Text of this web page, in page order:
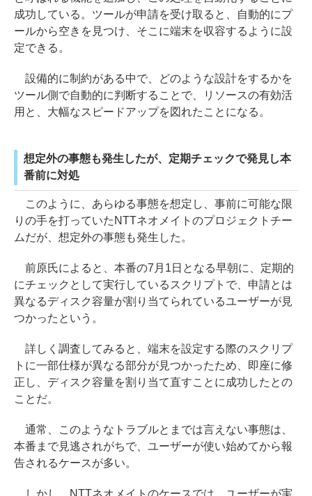
成功している。ツールが申請を受け取ると、自動的にプ
ールから空きを見つけ、そこに端末を収容するように設
定できる。
設備的に制約がある中で、どのような設計をするかを
ツール側で自動的に判断することで、リソースの有効活
用と、大幅なスピードアップを図れたことになる。
想定外の事態も発生したが、定期チェックで発見し本
番前に対処
このように、あらゆる事態を想定し、事前に可能な限
りの手を打っていたNTTネオメイトのプロジェクトチー
ムだが、想定外の事態も発生した。
前原氏によると、本番の7月1日となる早朝に、定期的
にチェックとして実行しているスクリプトで、申請とは
異なるディスク容量が割り当てられているユーザーが見
つかったという。
詳しく調査してみると、端末を設定する際のスクリプ
トに一部仕様が異なる部分が見つかったため、即座に修
正し、ディスク容量を割り当て直すことに成功したとの
ことだ。
通常、このようなトラブルとまでは言えない事態は、
本番まで見逃されがちで、ユーザーが使い始めてから報
告されるケースが多い。